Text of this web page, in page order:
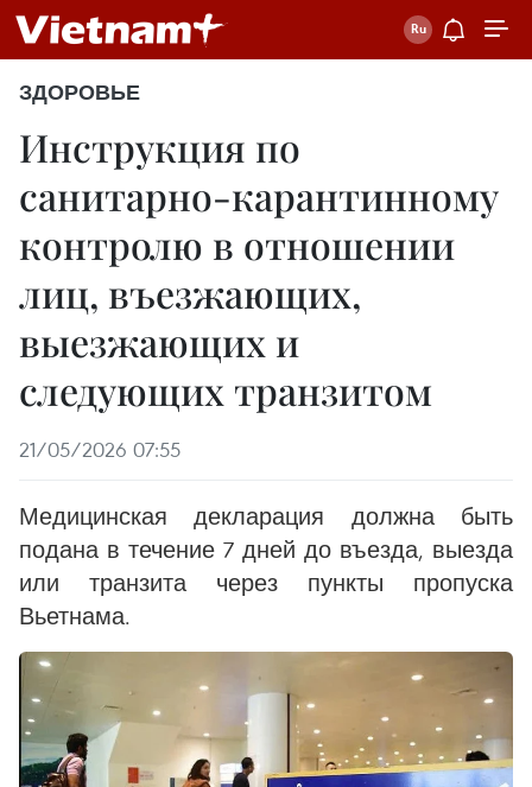
ЗДОРОВЬЕ
Инструкция по
санитарно-карантинному
контролю в отношении
лиц, въезжающих,
выезжающих и
следующих транзитом
21/05/2026 07:55
Медицинская декларация должна быть
подана в течение 7 дней до въезда, выезда
или транзита через пункты пропуска
Вьетнама.